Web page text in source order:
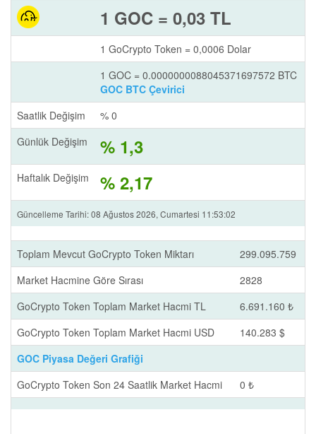
1 GOC = 0,03 TL
1 GoCrypto Token = 0,0006 Dolar
1 GOC = 0.0000000088045371697572 BTC
GOC BTC Çevirici
Saatlik Değişim
% 0
Günlük Değişim
% 1,3
Haftalık Değişim % 2,17
Güncelleme Tarihi: 08 Ağustos 2026, Cumartesi 11:53:02
Toplam Mevcut GoCrypto Token Miktarı
299.095.759
Market Hacmine Göre Sırası
2828
GoCrypto Token Toplam Market Hacmi TL
6.691.160 ₺
GoCrypto Token Toplam Market Hacmi USD
140.283 $
GOC Piyasa Değeri Grafiği
GoCrypto Token Son 24 Saatlik Market Hacmi
0 ₺